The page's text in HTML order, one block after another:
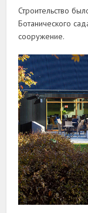
Строительство
Ботанического
сооружение.